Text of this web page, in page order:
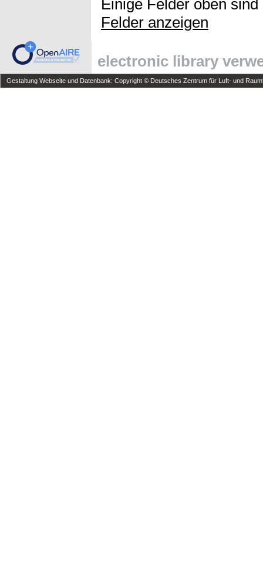
Einige Felder oben
Felder anzeigen
electronic library
Gestaltung Webseite und Datenbank: Copyright © Deutsches Zentrum für Luft- und